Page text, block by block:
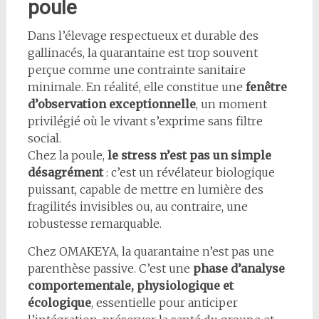
poule
Dans l’élevage respectueux et durable des
gallinacés, la quarantaine est trop souvent
perçue comme une contrainte sanitaire
minimale. En réalité, elle constitue une fenêtre
d’observation exceptionnelle, un moment
privilégié où le vivant s’exprime sans filtre
social.
Chez la poule, le stress n’est pas un simple
désagrément: c’est un révélateur biologique
puissant, capable de mettre en lumière des
fragilités invisibles ou, au contraire, une
robustesse remarquable.
Chez OMAKEYA, la quarantaine n’est pas une
parenthèse passive. C’est une phase d’analyse
comportementale, physiologique et
écologique, essentielle pour anticiper